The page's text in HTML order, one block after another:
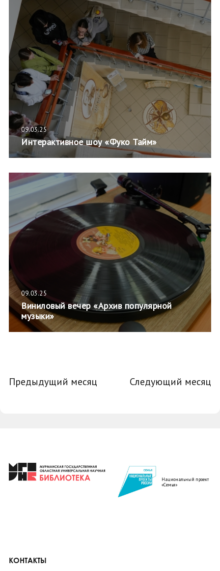
09.03.25
Интерактивное шоу «Фуко Тайм»
09.03.25
Виниловый вечер «Архив популярной
музыки»
Предыдущий месяц Следующий месяц
Национальный проект
«Семья»
КОНТАКТЫ